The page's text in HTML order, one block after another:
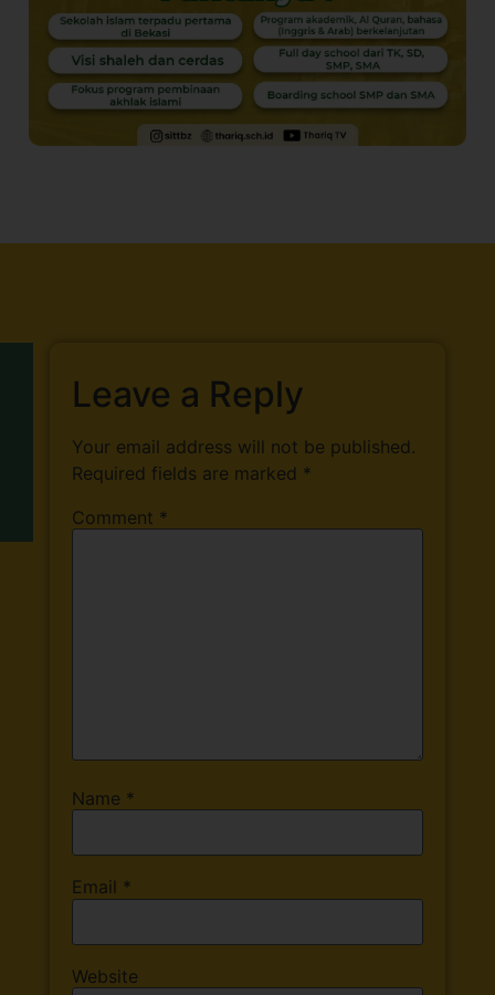
Leave a Reply
Your email address will not be published.
Required fields are marked *
Comment *
Name *
Email *
Website